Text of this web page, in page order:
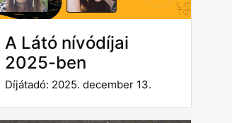
A Látó nívódíjai
2025-ben
Díjátadó: 2025. december 13.